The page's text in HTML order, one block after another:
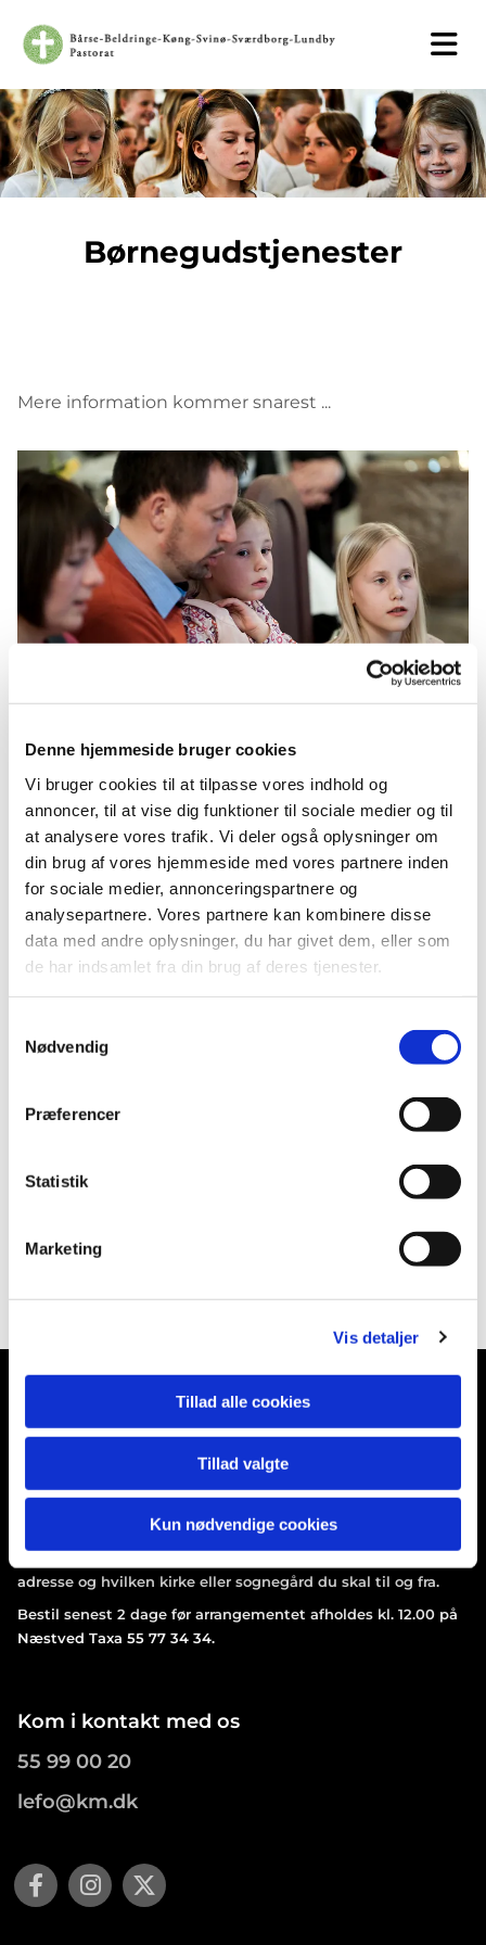
Denne hjemmeside bruger cookies
Vi bruger cookies til at tilpasse vores indhold og
annoncer, til at vise dig funktioner til sociale medier og til
at analysere vores trafik. Vi deler også oplysninger om
din brug af vores hjemmeside med vores partnere inden
for sociale medier, annonceringspartnere og
analysepartnere. Vores partnere kan kombinere disse
data med andre oplysninger, du har givet dem, eller som
de har indsamlet fra din brug af deres tjenester.
Nødvendig
Præferencer
Statistik
Marketing
Vis detaljer
Tillad alle cookies
Tillad valgte
Kun nødvendige cookies
Børnegudstjenester
Mere information kommer snarest ...
Kirkebilen kan bestilles til alle gudstjenester og aktiviteter
annonceret i kirkebladet.
adresse og hvilken kirke eller sognegård du skal til og fra.
Bestil senest 2 dage før arrangementet afholdes kl. 12.00 på
Næstved Taxa 55 77 34 34.
Kom i kontakt med os
55 99 00 20
lefo@km.dk